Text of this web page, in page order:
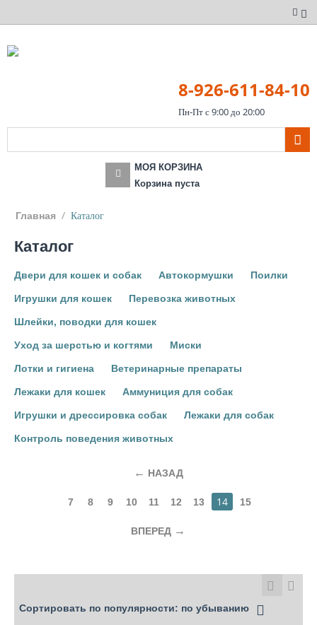
8-926-611-84-10
Пн-Пт с 9:00 до 20:00
МОЯ КОРЗИНА
Корзина пуста
Главная / Каталог
Каталог
Двери для кошек и собак Автокормушки Поилки
Игрушки для кошек Перевозка животных
Шлейки, поводки для кошек
Уход за шерстью и когтями Миски
Лотки и гигиена Ветеринарные препараты
Лежаки для кошек Аммуниция для собак
Игрушки и дрессировка собак Лежаки для собак
Контроль поведения животных
НАЗАД
7 8 9 10 11 12 13 14 15
ВПЕРЕД
Сортировать по популярности: по убыванию